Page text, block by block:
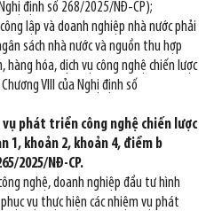
định số 268/2025/NĐ-CP);
lập và doanh nghiệp nhà nước phải
sách nhà nước và nguồn thu hợp
hóa, dịch vụ công nghệ chiến lược
VIII của Nghị định số
vụ phát triển công nghệ chiến lược
1, khoản 2, khoản 4, điểm b
2025/NĐ-CP.
nghệ, doanh nghiệp đầu tư hình
vụ thực hiện các nhiệm vụ phát